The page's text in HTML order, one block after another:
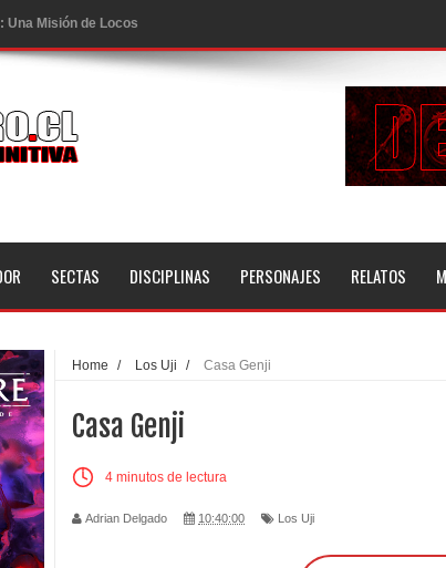
Una Misión de Locos
Forastero en Tierra Muerta
El Secreto
Los Muertos Cuentan Cuentos
Sitiados
Se Descubre el Pastel
Una Piraña en el Bidé
Los Muertos Gobiernan a los Vivos
Escondido a Plena Luz
SECTAS DISCIPLINAS PERSONAJES RELATOS
Home / Los Uji / Casa Genji
Casa Genji
4 minutos de lectura
Adrian Delgado 10:40:00 Los Uji